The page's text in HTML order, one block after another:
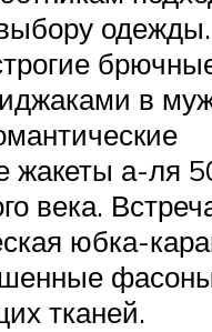
в
жакеты а-ля
века.
юбка-
тканей.